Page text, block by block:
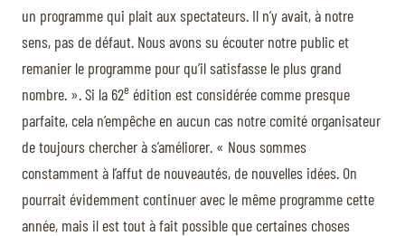
un programme qui plait aux spectateurs. Il n’y avait, à notre
sens, pas de défaut. Nous avons su écouter notre public et
remanier le programme pour qu’il satisfasse le plus grand
nombre. ». Si la 62e édition est considérée comme presque
parfaite, cela n’empêche en aucun cas notre comité organisateur
de toujours chercher à s’améliorer. « Nous sommes
constamment à l’affut de nouveautés, de nouvelles idées. On
pourrait évidemment continuer avec le même programme cette
année, mais il est tout à fait possible que certaines choses